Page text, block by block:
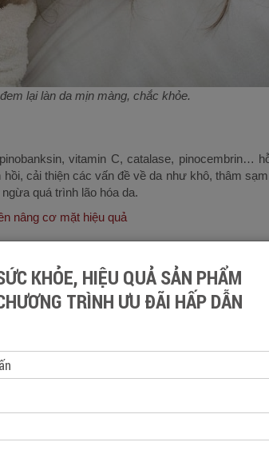
lại làn da mịn màng, chắc khỏe.
vitamin C, catalase, pinocembrin…
cải thiện các vấn đề về da như khô, thâm
quá trình lão hóa da.
nâng cơ mặt hiệu quả
hỗ loại bỏ dầu thừa vừa giúp làm sạch sâu lỗ
mụn trứng cá và mụn viêm trên da.
bằng mật ong hiệu quả
hợp với các nguyên liệu thiên nhiên khác bạn có
và hỗ trợ tái tạo da. Kết hợp sữa chua với mật
KHỎE, HIỆU QUẢ SẢN PHẨM
TRÌNH ƯU ĐÃI HẤP DẪN